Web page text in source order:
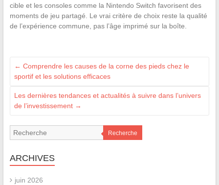
cible et les consoles comme la Nintendo Switch favorisent des
moments de jeu partagé. Le vrai critère de choix reste la qualité
de l’expérience commune, pas l’âge imprimé sur la boîte.
← Comprendre les causes de la corne des pieds chez le
sportif et les solutions efficaces
Les dernières tendances et actualités à suivre dans l’univers
de l’investissement →
Recherche
ARCHIVES
juin 2026